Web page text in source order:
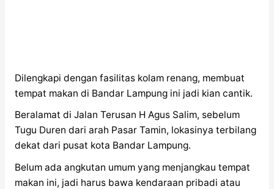
Dilengkapi dengan fasilitas kolam renang, membuat
tempat makan di Bandar Lampung ini jadi kian cantik.
Beralamat di Jalan Terusan H Agus Salim, sebelum
Tugu Duren dari arah Pasar Tamin, lokasinya terbilang
dekat dari pusat kota Bandar Lampung.
Belum ada angkutan umum yang menjangkau tempat
makan ini, jadi harus bawa kendaraan pribadi atau